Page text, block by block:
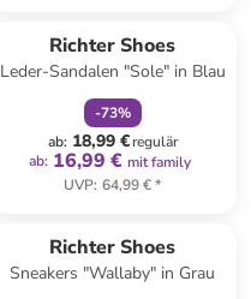
Richter Shoes
Leder-Sandalen "Sole" in Blau
-73%
ab: 18,99 €regulär
ab: 16,99 € mit family
UVP: 64,99 €*
Richter Shoes
Sneakers "Wallaby" in Grau